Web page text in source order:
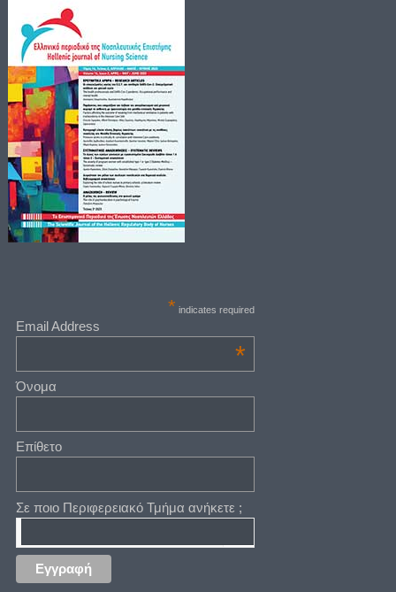
* indicates required
Email Address
*
Όνομα
Επίθετο
Σε ποιο Περιφερειακό Τμήμα ανήκετε ;